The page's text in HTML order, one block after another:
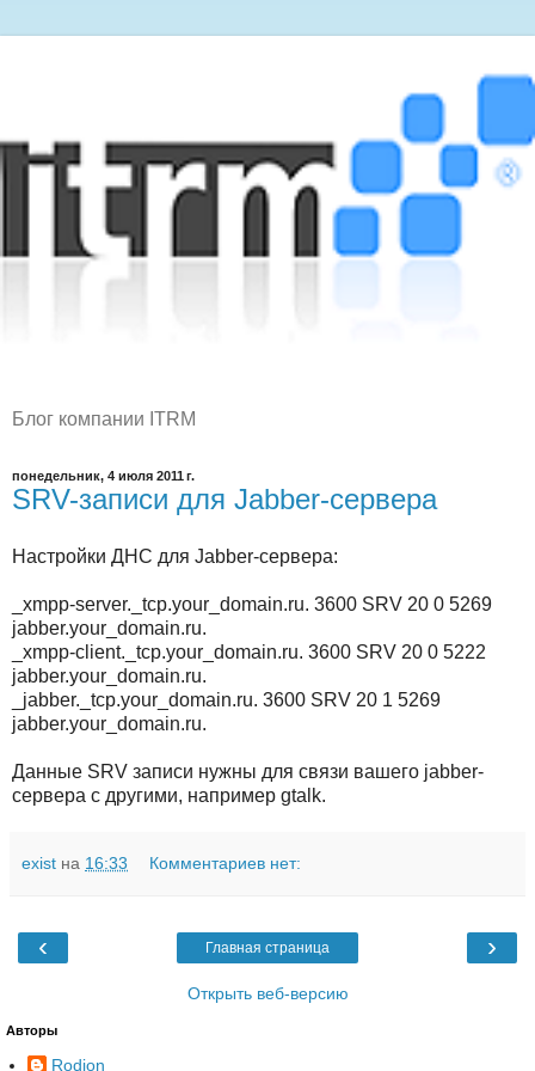
Блог компании ITRM
понедельник, 4 июля 2011 г.
SRV-записи для Jabber-сервера
Настройки ДНС для Jabber-сервера:
_xmpp-server._tcp.your_domain.ru. 3600 SRV 20 0 5269
jabber.your_domain.ru.
_xmpp-client._tcp.your_domain.ru. 3600 SRV 20 0 5222
jabber.your_domain.ru.
_jabber._tcp.your_domain.ru. 3600 SRV 20 1 5269
jabber.your_domain.ru.
Данные SRV записи нужны для связи вашего jabber-
сервера с другими, например gtalk.
exist на 16:33 Комментариев нет:
‹ ›
Главная страница
Открыть веб-версию
Авторы
Rodion